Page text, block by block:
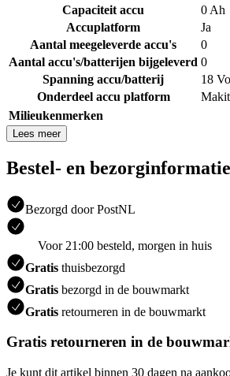
Capaciteit accu
0 Ah
Accuplatform
Ja
Aantal meegeleverde accu's
0
Aantal accu's/batterijen bijgeleverd 0
Spanning accu/batterij
18
Onderdeel accu platform
Milieukenmerken
Lees meer
Bestel- en bezorginformatie
Bezorgd door PostNL
Voor 21:00 besteld, morgen in huis
Gratis thuisbezorgd
Gratis bezorgd in de bouwmarkt
Gratis retourneren in de bouwmarkt
Gratis retourneren in de
Je kunt dit artikel binnen 30 dagen na